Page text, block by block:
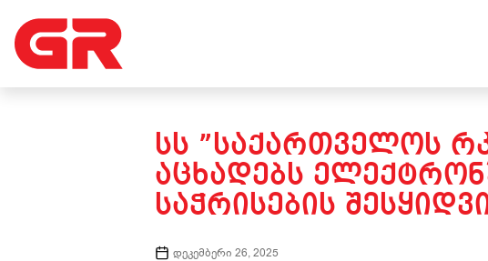
ᲡᲡ ”ᲡᲐᲥᲐᲠᲗᲕᲔᲚᲝᲡ
ᲐᲪᲮᲐᲓᲔᲑᲡ
ᲡᲐᲭᲠᲘᲡᲔᲑᲘᲡ
დეკემბერი 26, 2025